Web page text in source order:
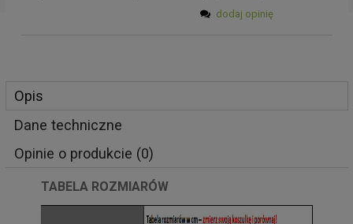
dodaj opinię
Opis
Dane techniczne
Opinie o produkcie (0)
TABELA ROZMIARÓW